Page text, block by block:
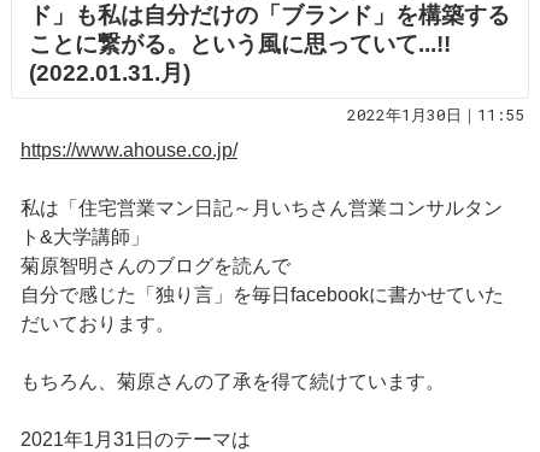
ド」も私は自分だけの「ブランド」を構築する
ことに繋がる。という風に思っていて...!!
(2022.01.31.月)
2022年1月30日｜11:55
https://www.ahouse.co.jp/
私は「住宅営業マン日記～月いちさん営業コンサルタン
ト&大学講師」
菊原智明さんのブログを読んで
自分で感じた「独り言」を毎日facebookに書かせていた
だいております。
もちろん、菊原さんの了承を得て続けています。
2021年1月31日のテーマは